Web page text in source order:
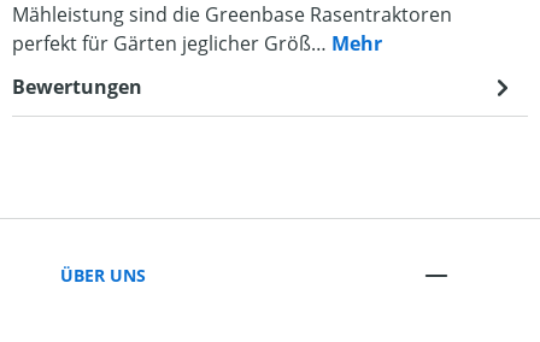
Mähleistung sind die Greenbase Rasentraktoren
perfekt für Gärten jeglicher Größ… Mehr
Bewertungen
ÜBER UNS